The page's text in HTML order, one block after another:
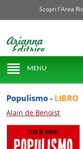
Scopri l'Area
MENU
Populismo - LIBRO
Alain de Benoist